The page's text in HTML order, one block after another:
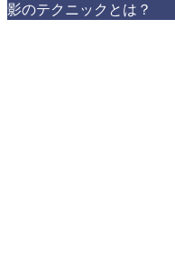
影のテクニックとは？